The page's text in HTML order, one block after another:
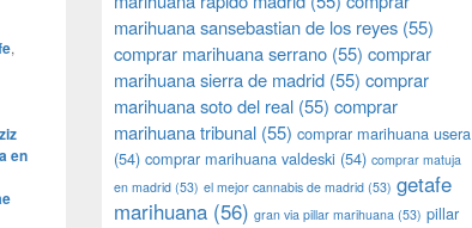
,
en
marihuana sansebastian de los reyes (55)
comprar marihuana serrano (55) comprar
marihuana sierra de madrid (55) comprar
marihuana soto del real (55) comprar
marihuana tribunal (55) comprar marihuana usera
(54) comprar marihuana valdeski (54) comprar matuja
en madrid (53) el mejor cannabis de madrid (53) getafe
marihuana (56) gran via pillar marihuana (53) pillar